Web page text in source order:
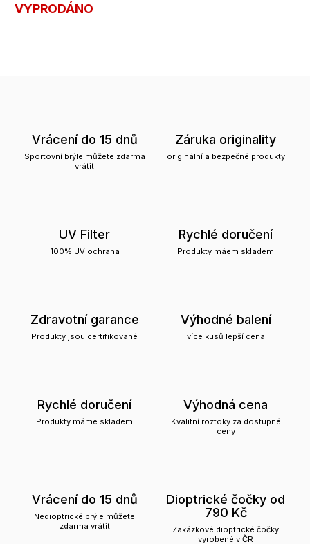
VYPRODÁNO
Vrácení do 15 dnů
Sportovní brýle můžete zdarma
vrátit
Záruka originality
originální a bezpečné produkty
UV Filter
100% UV ochrana
Rychlé doručení
Produkty máem skladem
Zdravotní garance
Produkty jsou certifikované
Výhodné balení
více kusů lepší cena
Rychlé doručení
Produkty máme skladem
Výhodná cena
Kvalitní roztoky za dostupné
ceny
Vrácení do 15 dnů
Nedioptrické brýle můžete
zdarma vrátit
Dioptrické čočky od
790 Kč
Zakázkové dioptrické čočky
vyrobené v ČR